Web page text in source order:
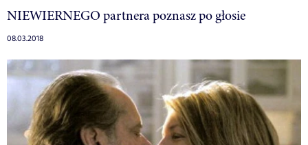
NIEWIERNEGO partnera poznasz po głosie
08.03.2018